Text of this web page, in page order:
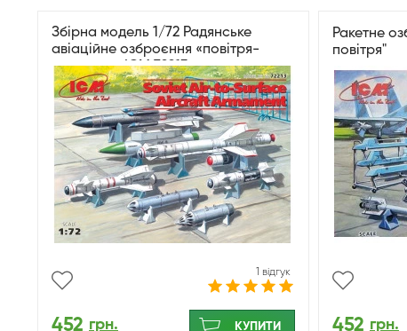
Збірна модель 1/72 Радянське
авіаційне озброєння «повітря-
поверхня» ICM 72213
1 відгук
452 грн. КУПИТИ
Ракетне
повітря"
452 грн.